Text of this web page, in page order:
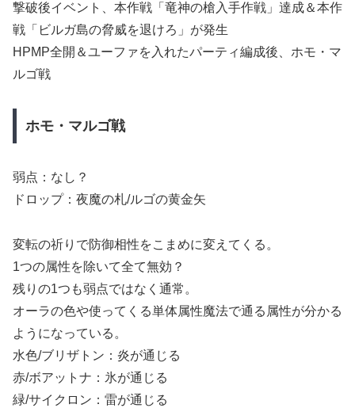
撃破後イベント、本作戦「竜神の槍入手作戦」達成＆本作
戦「ビルガ島の脅威を退けろ」が発生
HPMP全開＆ユーファを入れたパーティ編成後、ホモ・マ
ルゴ戦
ホモ・マルゴ戦
弱点：なし？
ドロップ：夜魔の札/ルゴの黄金矢
変転の祈りで防御相性をこまめに変えてくる。
1つの属性を除いて全て無効？
残りの1つも弱点ではなく通常。
オーラの色や使ってくる単体属性魔法で通る属性が分かる
ようになっている。
水色/ブリザトン：炎が通じる
赤/ボアットナ：氷が通じる
緑/サイクロン：雷が通じる